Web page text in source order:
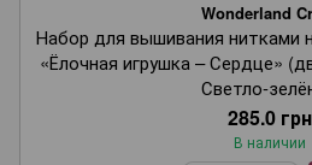
Wonderland
Набор для вышивания нитками
«Ёлочная игрушка – Сердце»
Светло-
285.0 грн
В наличии